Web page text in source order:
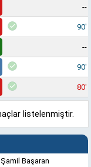
--
90'
--
90'
80'
listelenmiştir.
Şamil Başaran